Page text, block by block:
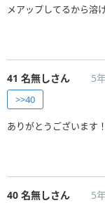
メアップしてるから溶
41 名無しさん 5
>>40
ありがとうございます！
40 名無しさん 5